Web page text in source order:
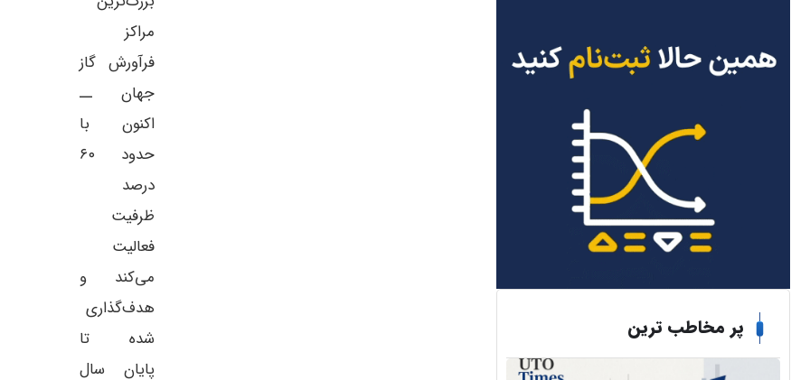
پر مخاطب ترین
مراکز
فرآورش گاز
جهان ــ
اکنون با
حدود ۶۰
درصد
ظرفیت
فعالیت
می‌کند و
هدف‌گذاری
شده تا
پایان سال